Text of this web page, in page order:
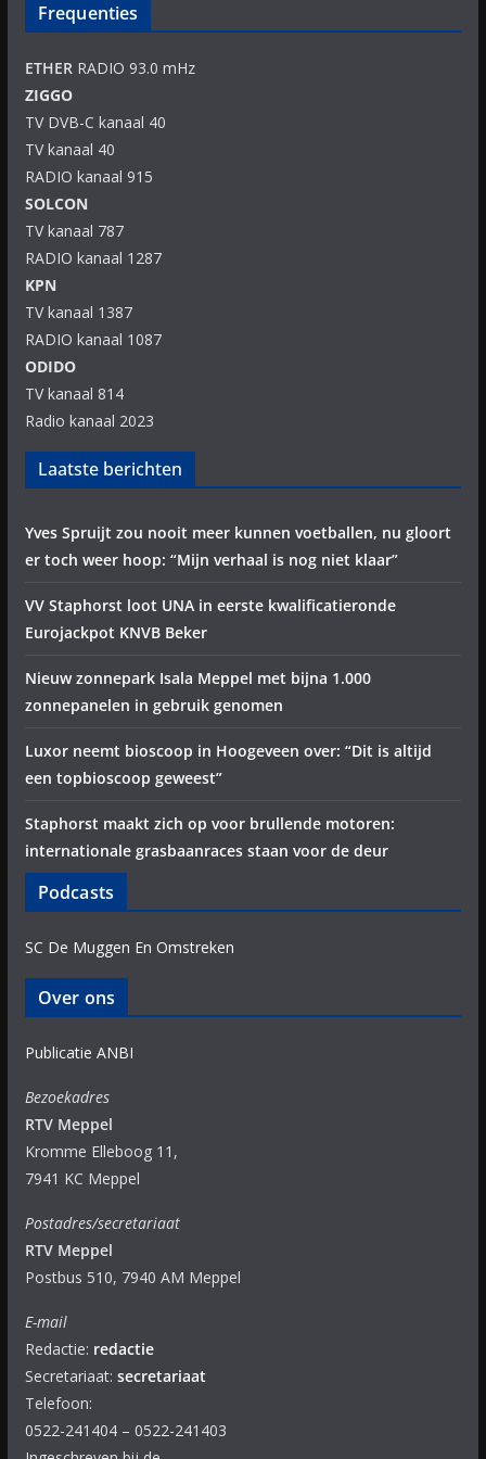
Frequenties
ETHERRADIO 93.0 mHz
ZIGGO
TV DVB-C kanaal 40
TV kanaal 40
RADIO kanaal 915
SOLCON
TV kanaal 787
RADIO kanaal 1287
KPN
TV kanaal 1387
RADIO kanaal 1087
ODIDO
TV kanaal 814
Radio kanaal 2023
Laatste berichten
Yves Spruijt zou nooit meer kunnen voetballen, nu gloort
er toch weer hoop: “Mijn verhaal is nog niet klaar”
VV Staphorst loot UNA in eerste kwalificatieronde
Eurojackpot KNVB Beker
Nieuw zonnepark Isala Meppel met bijna 1.000
zonnepanelen in gebruik genomen
Luxor neemt bioscoop in Hoogeveen over: “Dit is altijd
een topbioscoop geweest”
Staphorst maakt zich op voor brullende motoren:
internationale grasbaanraces staan voor de deur
Podcasts
SC De Muggen En Omstreken
Over ons
Publicatie ANBI
Bezoekadres
RTV Meppel
Kromme Elleboog 11,
7941 KC Meppel
Postadres/secretariaat
RTV Meppel
Postbus 510, 7940 AM Meppel
E-mail
Redactie: redactie
Secretariaat: secretariaat
Telefoon:
0522-241404 – 0522-241403